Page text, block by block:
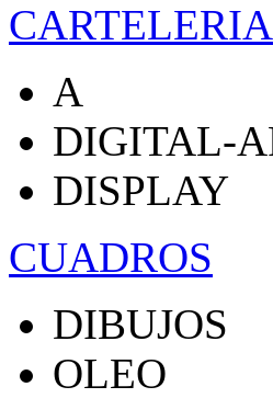
CARTELERIA
A
DIGITAL-
DISPLAY
CUADROS
DIBUJOS
OLEO